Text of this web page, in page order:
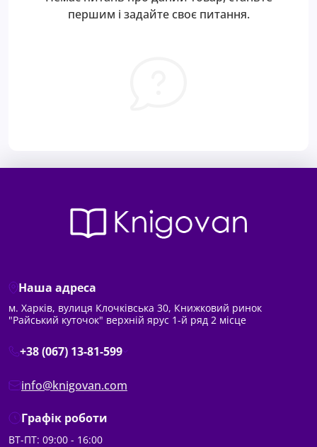
першим і задайте своє питання.
Наша адреса
м. Харків, вулиця Клочківська 30, Книжковий ринок
"Райський куточок" верхній ярус 1-й ряд 2 місце
+38 (067) 13-81-599
info@knigovan.com
Графік роботи
ВТ-ПТ: 09:00 - 16:00